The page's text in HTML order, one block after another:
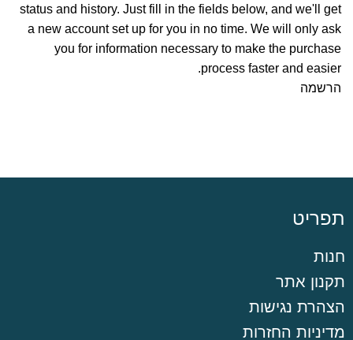
status and history. Just fill in the fields below, and we'll get
a new account set up for you in no time. We will only ask
you for information necessary to make the purchase
process faster and easier.
הרשמה
תפריט
חנות
תקנון אתר
הצהרת נגישות
מדיניות החזרות